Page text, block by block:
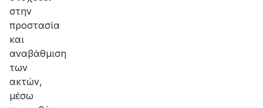
στην
προστασία
και
αναβάθμιση
των
ακτών,
μέσω